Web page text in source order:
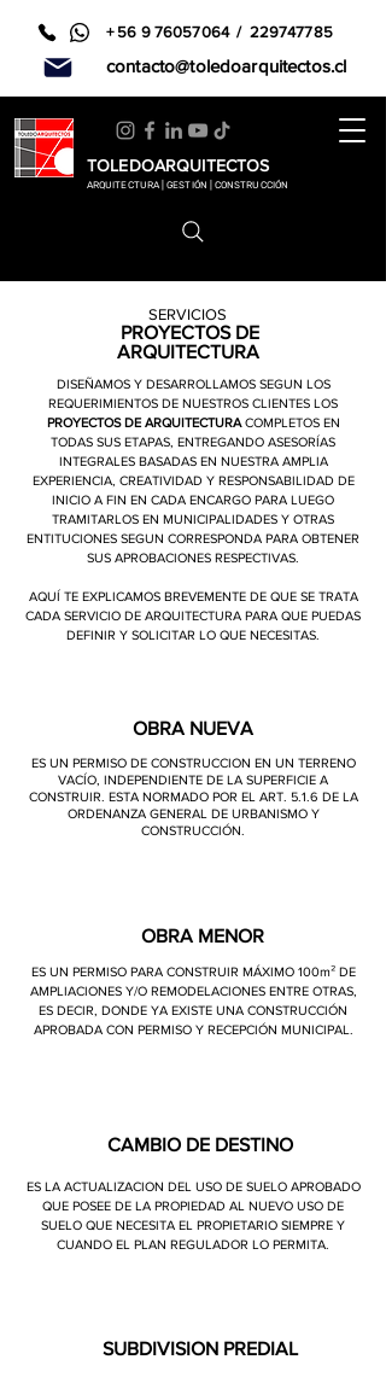
TOLEDOARQUITECTOS
ARQUITECTURA | GESTIÓN | CONSTRUCCIÓN
+ 56 9 76057064/ 229747785
contacto@toledoarquitectos.cl
SERVICIOS
PROYECTOSDE
ARQUITECTURA
DISEÑAMOS Y DESARROLLAMOS SEGUN LOS
REQUERIMIENTOS DE NUESTROS CLIENTES LOS
PROYECTOS DE ARQUITECTURACOMPLETOS EN
TODAS SUS ETAPAS, ENTREGANDO ASESORÍAS
INTEGRALES BASADAS EN NUESTRA AMPLIA
EXPERIENCIA, CREATIVIDAD Y RESPONSABILIDAD DE
INICIO A FIN EN CADA ENCARGO PARA LUEGO
TRAMITARLOS EN MUNICIPALIDADES Y OTRAS
ENTITUCIONES SEGUN CORRESPONDA PARA OBTENER
SUS APROBACIONES RESPECTIVAS.
AQUÍ TE EXPLICAMOS BREVEMENTE DE QUE SE TRATA
CADA SERVICIO DE ARQUITECTURA PARA QUE PUEDAS
DEFINIR Y SOLICITAR LO QUE NECESITAS.
OBRA NUEVA
ES UN PERMISO DE CONSTRUCCION EN UN TERRENO
VACÍO, INDEPENDIENTE DE LA SUPERFICIE A
CONSTRUIR. ESTA NORMADO POR EL ART. 5.1.6 DE LA
ORDENANZA GENERAL DE URBANISMO Y
CONSTRUCCIÓN.
OBRA MENOR
ES UN PERMISO PARA CONSTRUIR MÁXIMO 100m² DE
AMPLIACIONES Y/O REMODELACIONES ENTRE OTRAS,
ES DECIR, DONDE YA EXISTE UNA CONSTRUCCIÓN
APROBADA CON PERMISO Y RECEPCIÓN MUNICIPAL.
CAMBIO DE DESTINO
ES LA ACTUALIZACION DEL USO DE SUELO APROBADO
QUE POSEE DE LA PROPIEDAD AL NUEVO USO DE
SUELO QUE NECESITA EL PROPIETARIO SIEMPRE Y
CUANDO EL PLAN REGULADOR LO PERMITA.
SUBDIVISION PREDIAL